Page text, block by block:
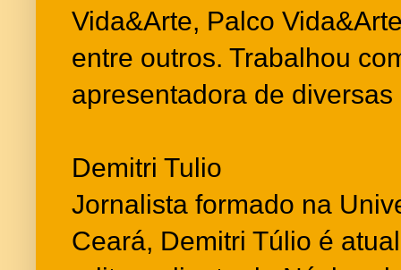
Vida&Arte, Palco
entre outros. Trabalhou
apresentadora de
Demitri Tulio
Jornalista formado na
Ceará, Demitri Túlio é